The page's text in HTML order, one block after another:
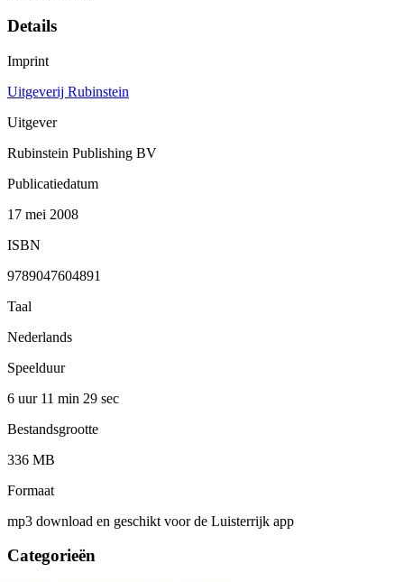
Details
Imprint
Uitgeverij Rubinstein
Uitgever
Rubinstein Publishing BV
Publicatiedatum
17 mei 2008
ISBN
9789047604891
Taal
Nederlands
Speelduur
6 uur 11 min 29 sec
Bestandsgrootte
336 MB
Formaat
mp3 download en geschikt voor de Luisterrijk app
Categorieën